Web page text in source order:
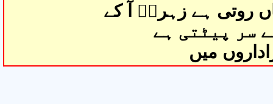
روتی ہے زہراؑ آ کے
سر پیٹتی ہے
میں